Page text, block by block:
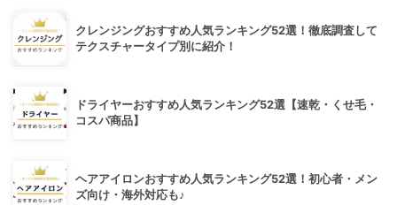
クレンジングおすすめ人気ランキング52選！徹底調査して
テクスチャータイプ別に紹介！
ドライヤーおすすめ人気ランキング52選【速乾・くせ毛・
コスパ商品】
ヘアアイロンおすすめ人気ランキング52選！初心者・メン
ズ向け・海外対応も♪